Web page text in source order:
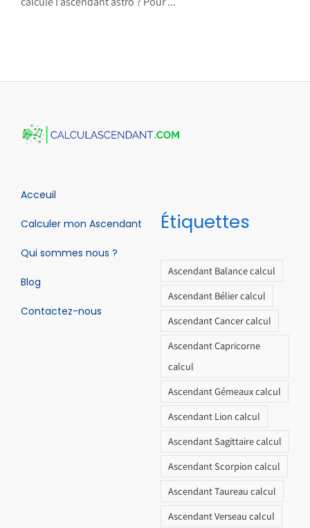
Acceuil
Calculer mon Ascendant
Qui sommes nous ?
Blog
Contactez-nous
Étiquettes
Ascendant Balance calcul
Ascendant Bélier calcul
Ascendant Cancer calcul
Ascendant Capricorne
calcul
Ascendant Gémeaux calcul
Ascendant Lion calcul
Ascendant Sagittaire calcul
Ascendant Scorpion calcul
Ascendant Taureau calcul
Ascendant Verseau calcul